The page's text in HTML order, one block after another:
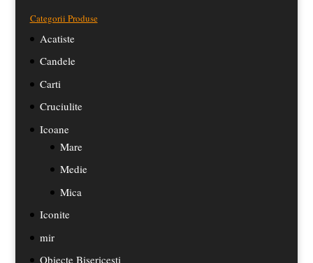
Categorii Produse
Acatiste
Candele
Carti
Cruciulite
Icoane
Mare
Medie
Mica
Iconite
mir
Obiecte Bisericesti